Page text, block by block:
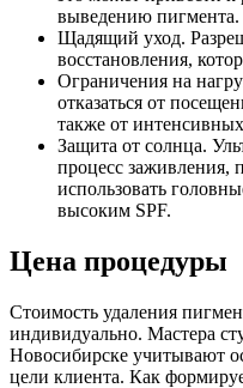
выведению пигмента.
Щадящий уход.
восстановления,
Ограничения на
отказаться от
также от
Защита от солнца.
процесс заживления,
использовать
высоким SPF.
Цена процедуры
Стоимость удаления
индивидуально. Мастера
Новосибирске учитывают
цели клиента. Как